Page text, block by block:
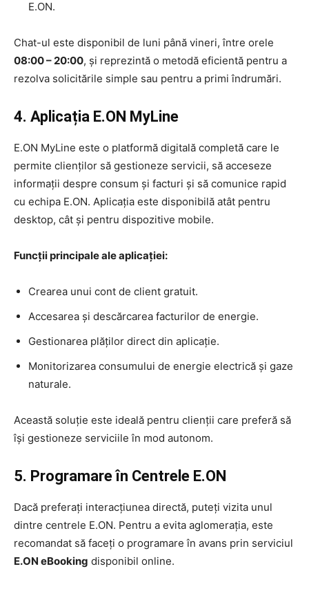
E.ON.
Chat-ul este disponibil de luni până vineri, între orele
08:00 – 20:00, și reprezintă o metodă eficientă pentru a
rezolva solicitările simple sau pentru a primi îndrumări.
4. Aplicația E.ON MyLine
E.ON MyLine este o platformă digitală completă care le
permite clienților să gestioneze servicii, să acceseze
informații despre consum și facturi și să comunice rapid
cu echipa E.ON. Aplicația este disponibilă atât pentru
desktop, cât și pentru dispozitive mobile.
Funcții principale ale aplicației:
Crearea unui cont de client gratuit.
Accesarea și descărcarea facturilor de energie.
Gestionarea plăților direct din aplicație.
Monitorizarea consumului de energie electrică și gaze
naturale.
Această soluție este ideală pentru clienții care preferă să
își gestioneze serviciile în mod autonom.
5. Programare în Centrele E.ON
Dacă preferați interacțiunea directă, puteți vizita unul
dintre centrele E.ON. Pentru a evita aglomerația, este
recomandat să faceți o programare în avans prin serviciul
E.ON eBooking disponibil online.